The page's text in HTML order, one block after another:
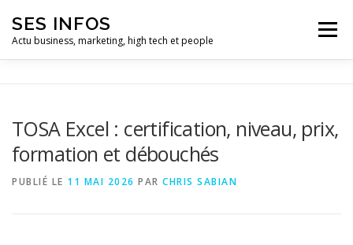
SES INFOS
Actu business, marketing, high tech et people
Menu
HIGH TECH ET INFORMATIQUE
TOSA Excel : certification, niveau, prix,
formation et débouchés
PUBLIÉ LE 11 MAI 2026 PAR CHRIS SABIAN